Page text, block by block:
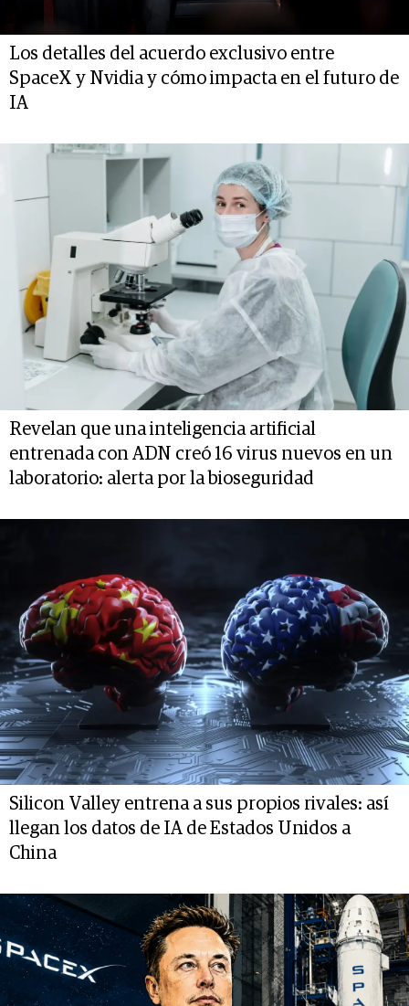
Los detalles del acuerdo exclusivo entre
SpaceX y Nvidia y cómo impacta en el futuro de
IA
Revelan que una inteligencia artificial
entrenada con ADN creó 16 virus nuevos en un
laboratorio: alerta por la bioseguridad
Silicon Valley entrena a sus propios rivales: así
llegan los datos de IA de Estados Unidos a
China